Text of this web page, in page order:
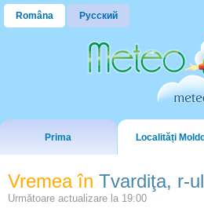
Româna Русский
Prima Localități
Vremea în Tvardiţa, r-
Următoare actualizare la 19:00